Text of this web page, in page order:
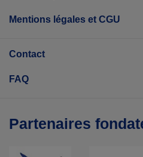
Mentions légales et CGU
Contact
FAQ
Partenaires